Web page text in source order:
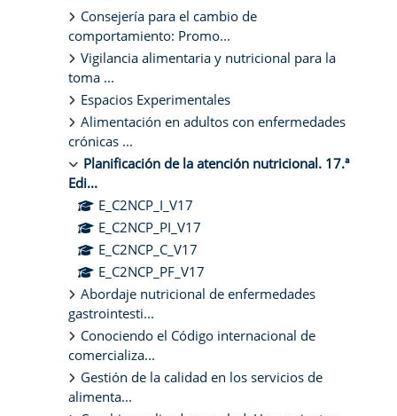
Consejería para el cambio de
comportamiento: Promo...
Vigilancia alimentaria y nutricional para la
toma ...
Espacios Experimentales
Alimentación en adultos con enfermedades
crónicas ...
Planificación de la atención nutricional. 17.ª
Edi...
E_C2NCP_I_V17
E_C2NCP_PI_V17
E_C2NCP_C_V17
E_C2NCP_PF_V17
Abordaje nutricional de enfermedades
gastrointesti...
Conociendo el Código internacional de
comercializa...
Gestión de la calidad en los servicios de
alimenta...